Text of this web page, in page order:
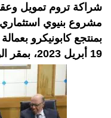
شراكة تروم تمويل
مشروع بنيوي
بمنتجع كابونيكرو
19 أبريل 2023، بمقر الوزارة.